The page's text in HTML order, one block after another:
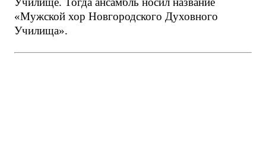
«Мужской хор Новгородского Духовного
Училища».